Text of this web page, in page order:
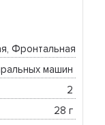
Фронтальная
машин
2
28 г